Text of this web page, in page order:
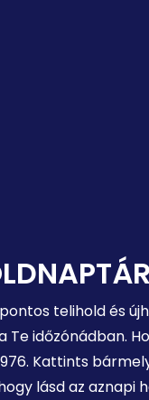
telihold és
Te időzónádban.
Kattints
lásd az aznapi